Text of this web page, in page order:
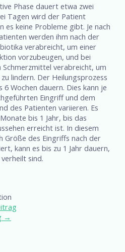
Phase dauert etwa zwei
Tagen wird der Patient
es keine Probleme gibt. Je nach
werden ihm nach der
verabreicht, um einer
vorzubeugen, und bei
Schmerzmittel verabreicht, um
lindern. Der Heilungsprozess
6 Wochen dauern. Dies kann je
Eingriff und dem
des Patienten variieren. Es
bis 1 Jahr, bis das
erreicht ist. In diesem
Größe des Eingriffs nach der
kann es bis zu 1 Jahr dauern,
sind.
→